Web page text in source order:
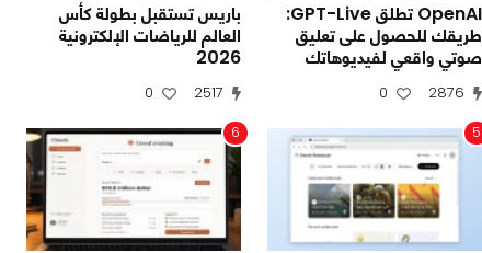
OpenAI تطلق GPT-Live:
طريقك للحصول على تعليق
صوتي واقعي لفيديوهاتك
2876
0
باريس تستقبل بطولة كأس
العالم للرياضات الإلكترونية
2026
2517
0
5
6